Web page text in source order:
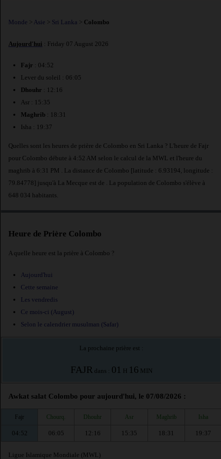
Monde > Asie > Sri Lanka > Colombo
Aujourd'hui : Friday 07 August 2026
Fajr : 04:52
Lever du soleil : 06:05
Dhouhr : 12:16
Asr : 15:35
Maghrib : 18:31
Isha : 19:37
Quelles sont les heures de prière de Colombo en Sri Lanka ? L'heure de Fajr
pour Colombo débute à 4:52 AM selon le calcul de la MWL et l'heure du
maghrib à 6:31 PM . La distance de Colombo [latitude : 6.93194, longitude :
79.84778] jusqu'à La Mecque est de . La population de Colombo s'élève à
648 034 habitants.
Heure de Prière Colombo
A quelle heure est la prière à Colombo ?
Aujourd'hui
Cette semaine
Les vendredis
Ce mois-ci (August)
Selon le calendrier musulman (Safar)
La prochaine prière est :
FAJR dans : 01 H 16 MIN
Awkat salat Colombo pour aujourd'hui, le 07/08/2026 :
Fajr Chourq. Dhouhr Asr Maghrib Isha
04:52 06:05 12:16 15:35 18:31 19:37
Ligue Islamique Mondiale (MWL)